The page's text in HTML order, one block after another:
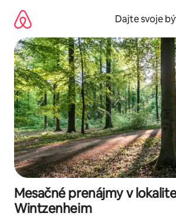
obsah.
Dajte svoje
Mesačné prenájmy v
Wintzenheim